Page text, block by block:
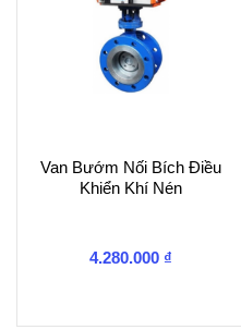
Van Bướm Nối Bích Điều
Khiển Khí Nén
4.280.000 ₫